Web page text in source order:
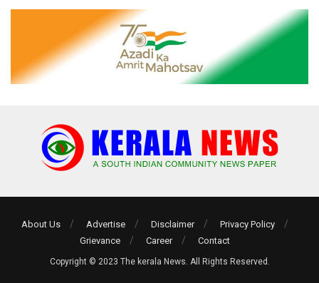
About Us Advertise Disclaimer
Privacy Policy
Grievance
Career Contact
Copyright © 2023 The kerala News. All Rights Reserved.